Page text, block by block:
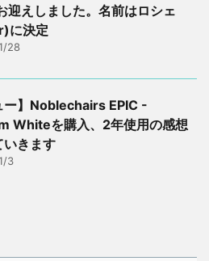
迎えしました。名前はロシェ
に決定
28
ー】Noblechairs EPIC -
Whiteを購入、2年使用の感想
いきます
3